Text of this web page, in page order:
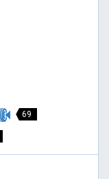
69